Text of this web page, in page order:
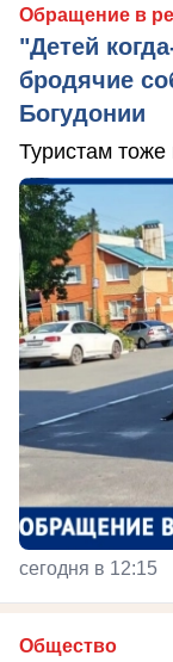
Обращение в
"Детей
бродячие
Богудонии
Туристам тоже
сегодня в 12:15
Общество